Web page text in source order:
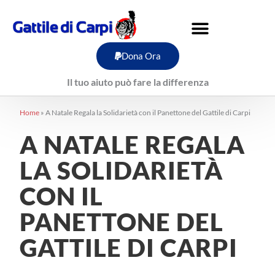
contenuto
Dona Ora
Il tuo aiuto può fare la differenza
Home » A Natale Regala la Solidarietà con il Panettone del Gattile di Carpi
A NATALE REGALA
LA SOLIDARIETÀ
CON IL
PANETTONE DEL
GATTILE DI CARPI